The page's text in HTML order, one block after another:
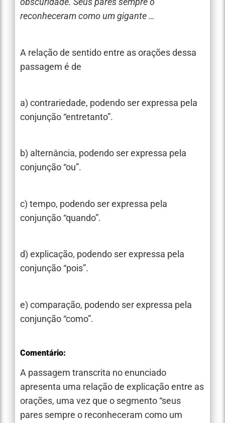
reconheceram como um gigante …
A relação de sentido entre as orações dessa
passagem é de
a) contrariedade, podendo ser expressa pela
conjunção “entretanto”.
b) alternância, podendo ser expressa pela
conjunção “ou”.
c) tempo, podendo ser expressa pela
conjunção “quando”.
d) explicação, podendo ser expressa pela
conjunção “pois”.
e) comparação, podendo ser expressa pela
conjunção “como”.
Comentário:
A passagem transcrita no enunciado
apresenta uma relação de explicação entre as
orações, uma vez que o segmento “seus
pares sempre o reconheceram como um